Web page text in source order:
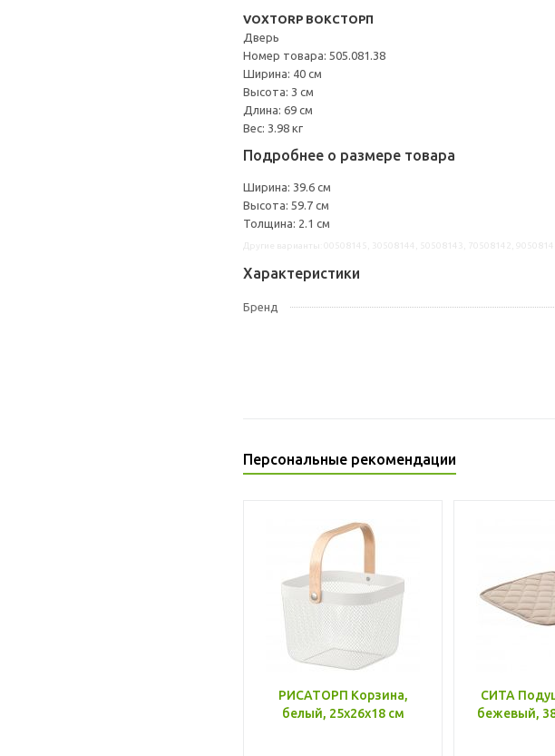
VOXTORP ВОКСТОРП
Дверь
Номер товара: 505.081.38
Ширина: 40 см
Высота: 3 см
Длина: 69 см
Вес: 3.98 кг
Подробнее о размере товара
Ширина: 39.6 см
Высота: 59.7 см
Толщина: 2.1 см
Характеристики
Бренд
Персональные рекомендации
РИСАТОРП Корзина,
белый, 25x26x18 см
СИТА
бежевый,